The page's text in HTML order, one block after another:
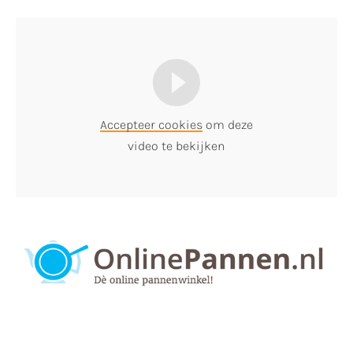
Accepteer cookies om deze
video te bekijken